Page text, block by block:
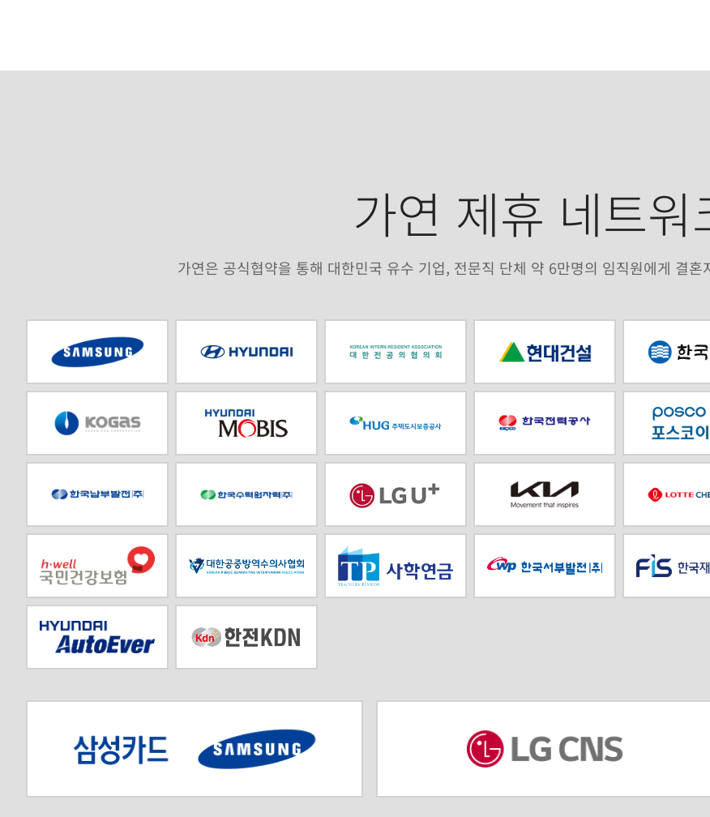
가연 제휴 네트워
가연은 공식협약을 통해 대한민국 유수 기업, 전문직 단체 약 6만명의 임직원에게 결